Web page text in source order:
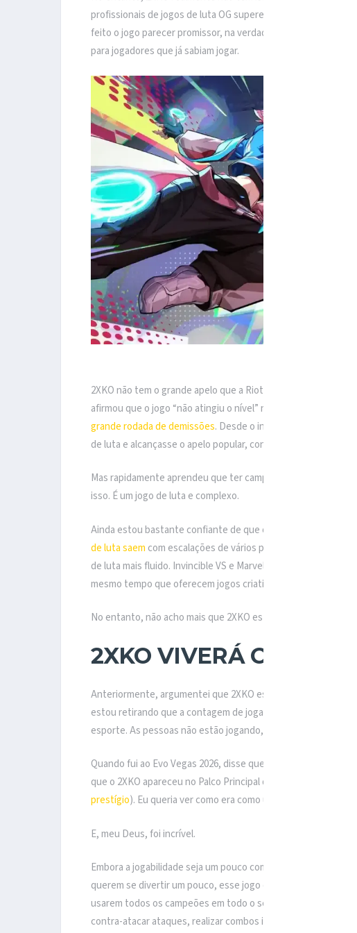
profissionais de jogos de luta OG superenvolvidos e que
feito o jogo parecer promissor, na verdade provou ser uma
para jogadores que já sabiam jogar.
2XKO não tem o grande apelo que a Riot esperava. A
afirmou que o jogo “não atingiu o nível” necessário para
grande rodada de demissões. Desde o início, a Riot queria
de luta e alcançasse o apelo popular, contando até mesmo
Mas rapidamente aprendeu que ter campeões de League of
isso. É um jogo de luta e complexo.
Ainda estou bastante confiante de que o 2XKO não crescerá
de luta saem com escalações de vários personagens que
de luta mais fluido. Invincible VS e Marvel Tokon: Fighting
mesmo tempo que oferecem jogos criativos e de alto QI.
No entanto, não acho mais que 2XKO esteja completamente
2XKO VIVERÁ COMO
Anteriormente, argumentei que 2XKO estará morto porque a
estou retirando que a contagem de jogadores é ruim. Porém,
esporte. As pessoas não estão jogando, mas estão
Quando fui ao Evo Vegas 2026, disse que meu maior objetivo
que o 2XKO apareceu no Palco Principal do Evo, o que é um
prestígio). Eu queria ver como era como um esport. Foi justo.
E, meu Deus, foi incrível.
Embora a jogabilidade seja um pouco complexa para aqueles
querem se divertir um pouco, esse jogo de alto nível é
usarem todos os campeões em todo o seu potencial –
contra-atacar ataques, realizar combos insanos – foi super